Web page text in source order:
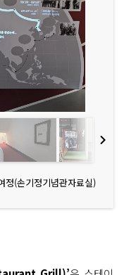
정(손기정기념관자료실)